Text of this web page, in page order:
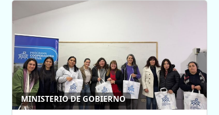
MINISTERIO DE GOBIERNO